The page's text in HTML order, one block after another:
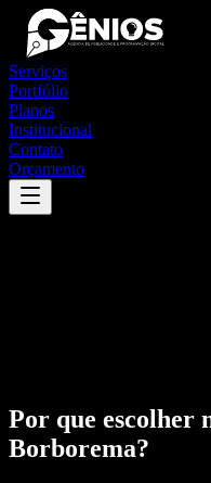
Serviços
Portfólio
Planos
Institucional
Contato
Orçamento
Por que escolher
Borborema?